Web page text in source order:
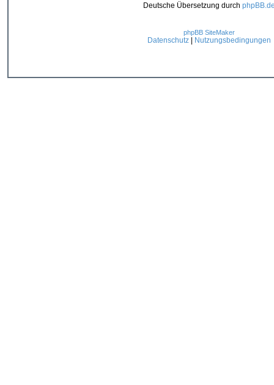
Deutsche Übersetzung durch
phpBB SiteMaker
Datenschutz| Nutzungsbedingungen